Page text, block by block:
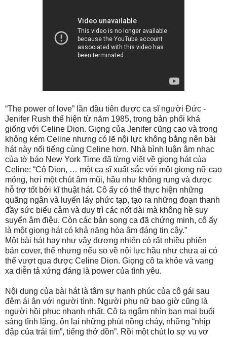
“The power of love” lần đầu tiên được ca sĩ người Đức -
Jenifer Rush thể hiện từ năm 1985, trong bản phối khá
giống với Celine Dion. Giọng của Jenifer cũng cao và trong
không kém Celine nhưng có lẽ nội lực không bằng nên bài
hát này nổi tiếng cùng Celine hơn. Nhà bình luận âm nhạc
của tờ báo New York Time đã từng viết về giọng hát của
Celine: “Cô Dion, … một ca sĩ xuất sắc với một giọng nữ cao
mỏng, hơi một chút âm mũi, hầu như không rung và được
hỗ trợ tốt bởi kĩ thuật hát. Cô ấy có thể thực hiện những
quãng ngân và luyến láy phức tạp, tạo ra những đoạn thanh
đầy sức biểu cảm và duy trì các nốt dài mà không hề suy
suyển âm điệu. Còn các bản song ca đã chứng minh, cô ấy
là một giọng hát có khả năng hòa âm đáng tin cậy.”
Một bài hát hay như vậy đương nhiên có rất nhiều phiên
bản cover, thế nhưng nếu so về nội lực hầu như chưa ai có
thể vượt qua được Celine Dion. Giọng cô ta khỏe và vang
xa diễn tả xứng đáng là power của tình yêu.
Nội dung của bài hát là tâm sự hạnh phúc của cô gái sau
đêm ái ân với người tình. Người phụ nữ bao giờ cũng là
người hồi phục nhanh nhất. Cô ta ngắm nhìn ban mai buổi
sáng tĩnh lặng, ôn lại những phút nồng cháy, những “nhịp
đập của trái tim”, tiếng thở dồn”. Rồi một chút lo sợ vu vơ